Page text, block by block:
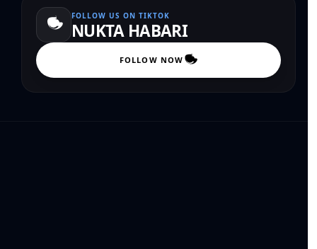
FOLLOW US ON TIKTOK
NUKTA HABARI
FOLLOW NOW